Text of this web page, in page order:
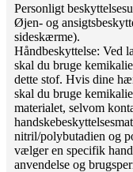
Personligt
Øjen- og
sideskærme).
Håndbeskyttelse: Ved
skal du bruge
dette stof. Hvis dine
skal du bruge
materialet, selvom
nitril/polybutadien og
vælger en specifik
anvendelse og